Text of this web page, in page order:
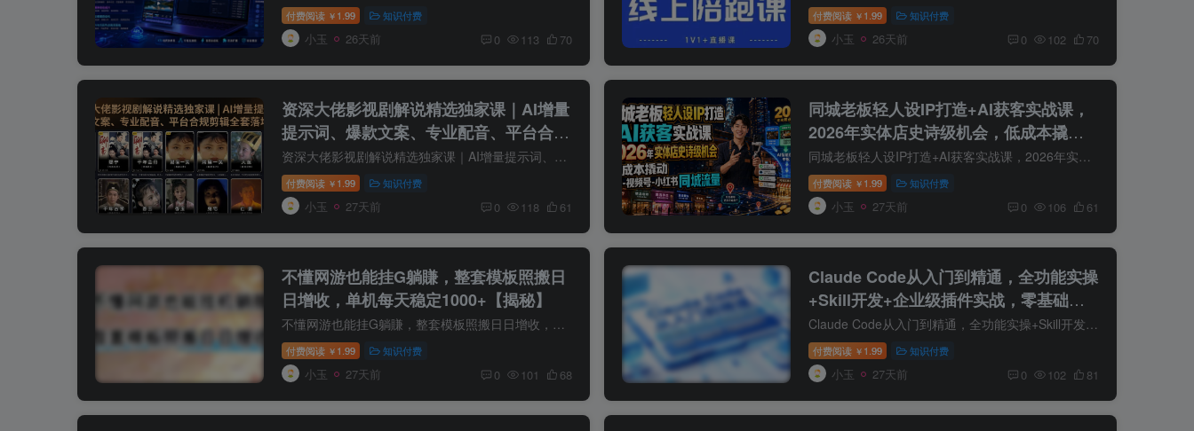
付费阅读 ￥ 1.99 知识付费
小玉 26天前 0 113 70
付费阅读 ￥ 1.99 知识付费
小玉 26天前 0 102 70
资深大佬影视剧解说精选独家课｜AI增量
提示词、爆款文案、专业配音、平台合规
剪辑全套落地教学
资深大佬影视剧解说精选独家课｜AI增量提示词、爆款文案、专业配音、平台合规剪辑全套落地教学 课程介绍 很多做影视解说的创作者长期陷入变现与流量双重困境：写出来的文案平铺直叙，没有独特观...
付费阅读 ￥ 1.99 知识付费
小玉 27天前 0 118 61
同城老板轻人设IP打造+AI获客实战课，
2026年实体店史诗级机会，低成本撬动
抖音-视频号-小红书同城流量
同城老板轻人设IP打造+AI获客实战课，2026年实体店史诗级机会，低成本撬动抖音-视频号-小红书同城流量 课程介绍： 课程来自钱顶顶老师的抖音、视频号、小红书同城老板，轻人设IP打造+Ai获客。帮...
付费阅读 ￥ 1.99 知识付费
小玉 27天前 0 106 61
不懂网游也能挂G躺賺，整套模板照搬日
日增收，单机每天稳定1000+【揭秘】
不懂网游也能挂G躺賺，整套模板照搬日日增收，单机每天稳定1000+【揭秘】 项目介绍： 外服爆款游戏打金思路，单人即可无脑操作，收益看得见，单机每天稳定1000+。这款游戏已经开了20年了，就是...
付费阅读 ￥ 1.99 知识付费
小玉 27天前 0 101 68
Claude Code从入门到精通，全功能实操
+Skill开发+企业级插件实战，零基础可
学，吃透智能编程全能力(更新0712)
Claude Code从入门到精通，全功能实操+Skill开发+企业级插件实战，零基础可学，吃透智能编程全能力（更新0712） 作为Anthropic推出的智能编程利器，Claude Code凭借强大的代码理解、自然语言交...
付费阅读 ￥ 1.99 知识付费
小玉 27天前 0 102 81